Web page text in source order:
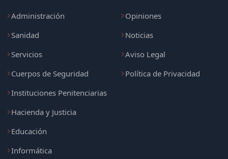
Administración
Sanidad
Servicios
Cuerpos de Seguridad
Instituciones Penitenciarias
Hacienda y Justicia
Educación
Informática
Opiniones
Noticias
Aviso Legal
Política de Privacidad